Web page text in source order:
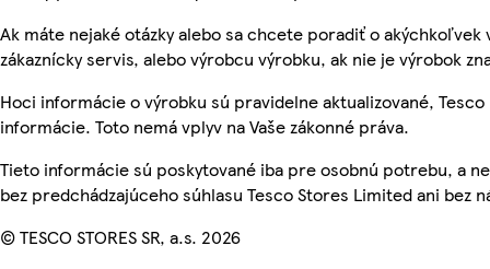
Ak máte nejaké otázky alebo sa chcete poradiť o akýchkoľvek
zákaznícky servis, alebo výrobcu výrobku, ak nie je výrobok
Hoci informácie o výrobku sú pravidelne aktualizované,
informácie. Toto nemá vplyv na Vaše zákonné práva.
Tieto informácie sú poskytované iba pre osobnú potrebu, a
bez predchádzajúceho súhlasu Tesco Stores Limited ani bez
© TESCO STORES SR, a.s. 2026